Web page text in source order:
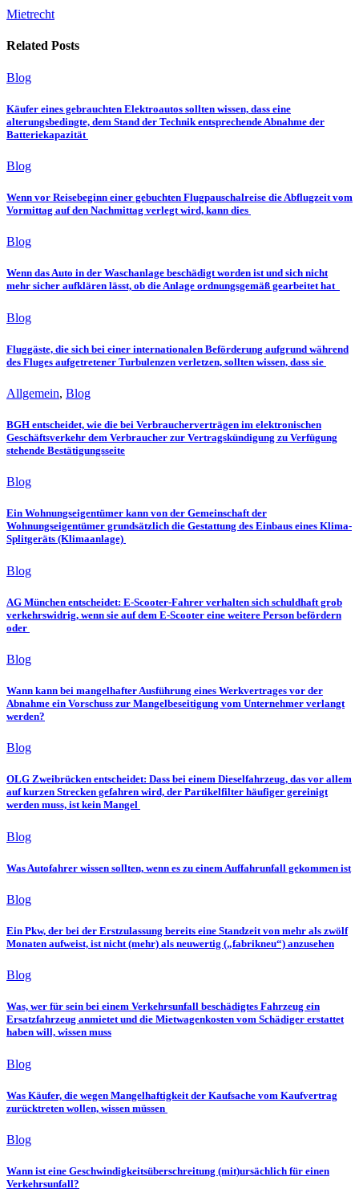
Mietrecht
Related Posts
Blog
Käufer eines gebrauchten Elektroautos sollten wissen, dass eine
alterungsbedingte, dem Stand der Technik entsprechende Abnahme der
Batteriekapazität
Blog
Wenn vor Reisebeginn einer gebuchten Flugpauschalreise die Abflugzeit vom
Vormittag auf den Nachmittag verlegt wird, kann dies
Blog
Wenn das Auto in der Waschanlage beschädigt worden ist und sich nicht
mehr sicher aufklären lässt, ob die Anlage ordnungsgemäß gearbeitet hat
Blog
Fluggäste, die sich bei einer internationalen Beförderung aufgrund während
des Fluges aufgetretener Turbulenzen verletzen, sollten wissen, dass sie
Allgemein, Blog
BGH entscheidet, wie die bei Verbraucherverträgen im elektronischen
Geschäftsverkehr dem Verbraucher zur Vertragskündigung zu Verfügung
stehende Bestätigungsseite
Blog
Ein Wohnungseigentümer kann von der Gemeinschaft der
Wohnungseigentümer grundsätzlich die Gestattung des Einbaus eines Klima-
Splitgeräts (Klimaanlage)
Blog
AG München entscheidet: E-Scooter-Fahrer verhalten sich schuldhaft grob
verkehrswidrig, wenn sie auf dem E-Scooter eine weitere Person befördern
oder
Blog
Wann kann bei mangelhafter Ausführung eines Werkvertrages vor der
Abnahme ein Vorschuss zur Mangelbeseitigung vom Unternehmer verlangt
werden?
Blog
OLG Zweibrücken entscheidet: Dass bei einem Dieselfahrzeug, das vor allem
auf kurzen Strecken gefahren wird, der Partikelfilter häufiger gereinigt
werden muss, ist kein Mangel
Blog
Was Autofahrer wissen sollten, wenn es zu einem Auffahrunfall gekommen ist
Blog
Ein Pkw, der bei der Erstzulassung bereits eine Standzeit von mehr als zwölf
Monaten aufweist, ist nicht (mehr) als neuwertig („fabrikneu“) anzusehen
Blog
Was, wer für sein bei einem Verkehrsunfall beschädigtes Fahrzeug ein
Ersatzfahrzeug anmietet und die Mietwagenkosten vom Schädiger erstattet
haben will, wissen muss
Blog
Was Käufer, die wegen Mangelhaftigkeit der Kaufsache vom Kaufvertrag
zurücktreten wollen, wissen müssen
Blog
Wann ist eine Geschwindigkeitsüberschreitung (mit)ursächlich für einen
Verkehrsunfall?